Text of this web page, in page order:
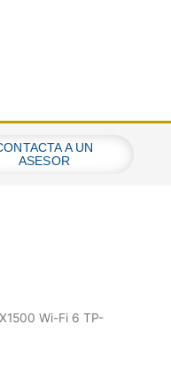
A UN
ASESOR
Wi-Fi 6 TP-